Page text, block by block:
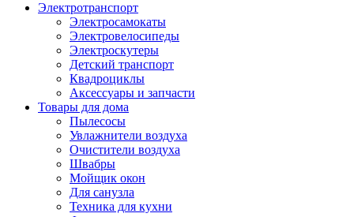
Электротранспорт
Электросамокаты
Электровелосипеды
Электроскутеры
Детский транспорт
Квадроциклы
Аксессуары и запчасти
Товары для дома
Пылесосы
Увлажнители воздуха
Очистители воздуха
Швабры
Мойщик окон
Для санузла
Техника для кухни